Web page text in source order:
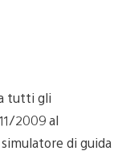
tutti gli
2009 al
di guida